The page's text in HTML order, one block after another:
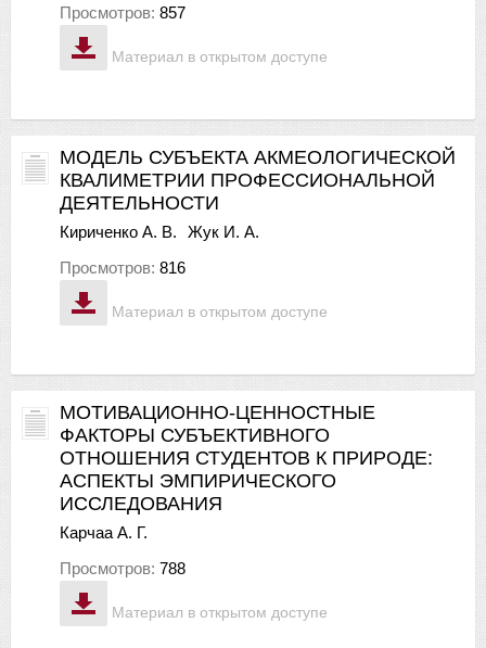
Материал в открытом доступе
Просмотров: 857
Материал в открытом доступе
МОДЕЛЬ СУБЪЕКТА АКМЕОЛОГИЧЕСКОЙ
КВАЛИМЕТРИИ ПРОФЕССИОНАЛЬНОЙ
ДЕЯТЕЛЬНОСТИ
Кириченко А. В.
Жук И. А.
Просмотров: 816
Материал в открытом доступе
МОТИВАЦИОННО-ЦЕННОСТНЫЕ
ФАКТОРЫ СУБЪЕКТИВНОГО
ОТНОШЕНИЯ СТУДЕНТОВ К ПРИРОДЕ:
АСПЕКТЫ ЭМПИРИЧЕСКОГО
ИССЛЕДОВАНИЯ
Карчаа А. Г.
Просмотров: 788